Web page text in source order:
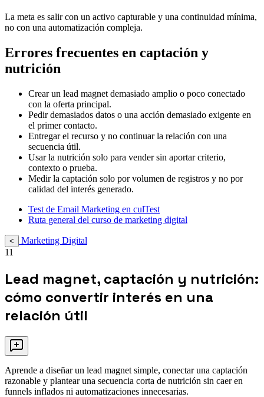
La meta es salir con un activo capturable y una continuidad mínima,
no con una automatización compleja.
Errores frecuentes en captación y
nutrición
Crear un lead magnet demasiado amplio o poco conectado
con la oferta principal.
Pedir demasiados datos o una acción demasiado exigente en
el primer contacto.
Entregar el recurso y no continuar la relación con una
secuencia útil.
Usar la nutrición solo para vender sin aportar criterio,
contexto o prueba.
Medir la captación solo por volumen de registros y no por
calidad del interés generado.
Test de Email Marketing en culTest
Ruta general del curso de marketing digital
<
Marketing Digital
11
Lead magnet, captación y nutrición:
cómo convertir interés en una
relación útil
Aprende a diseñar un lead magnet simple, conectar una captación
razonable y plantear una secuencia corta de nutrición sin caer en
funnels inflados ni automatizaciones innecesarias.